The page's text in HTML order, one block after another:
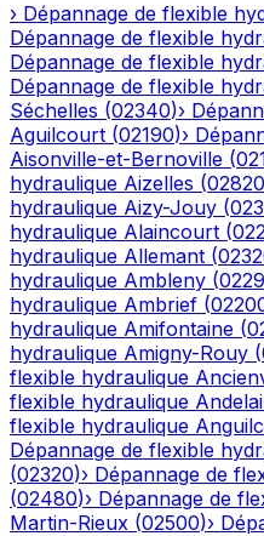
› Dépannage de flexible
Dépannage de flexible
Dépannage de flexible
Dépannage de flexible
Séchelles (02340)›
Aguilcourt (02190)›
Aisonville-et-Bernoville (
hydraulique Aizelles (02820
hydraulique Aizy-Jouy (
hydraulique Alaincourt (
hydraulique Allemant (
hydraulique Ambleny (
hydraulique Ambrief (
hydraulique Amifontaine (
hydraulique Amigny-Rouy (
flexible hydraulique
flexible hydraulique
flexible hydraulique
Dépannage de flexible
(02320)› Dépannage de
(02480)› Dépannage de
Martin-Rieux (02500)›